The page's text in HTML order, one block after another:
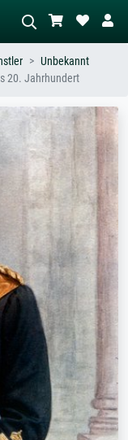
Sie die Szene – z.B. Grüne
mit viel Rot, Dunkles
Akt neben einem
Unbekannt
20. Jahrhundert